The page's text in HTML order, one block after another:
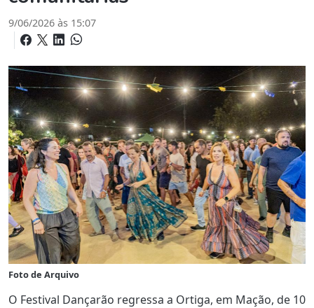
9/06/2026 às 15:07
Foto de Arquivo
O Festival Dançarão regressa a Ortiga, em Mação, de 10